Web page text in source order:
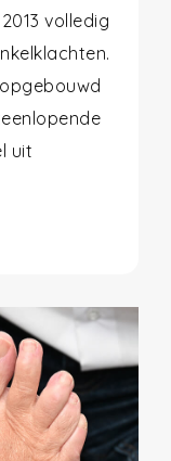
volledig
uit